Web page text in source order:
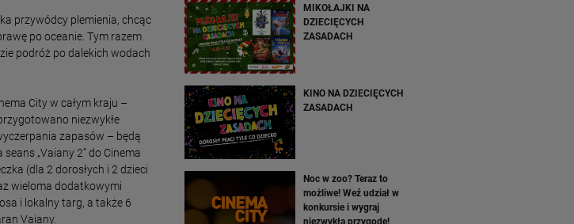
przywódcy plemienia, chcąc
po oceanie. Tym razem
podróż po dalekich wodach
City w całym kraju –
niezwykłe
zapasów – będą
„Vaiany 2” do Cinema
(dla 2 dorosłych i 2 dzieci
wieloma dodatkowymi
i lokalny targ, a także 6
Vaiany.
MIKOŁAJKI NA
DZIECIĘCYCH
ZASADACH
KINO NA DZIECIĘCYCH
ZASADACH
Noc w zoo? Teraz to
możliwe! Weź udział w
konkursie i wygraj
niezwykłą przygodę!